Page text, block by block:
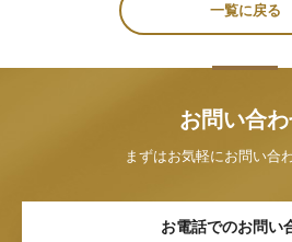
一覧に戻る
お問い合
まずはお気軽にお問い合
お電話でのお問い